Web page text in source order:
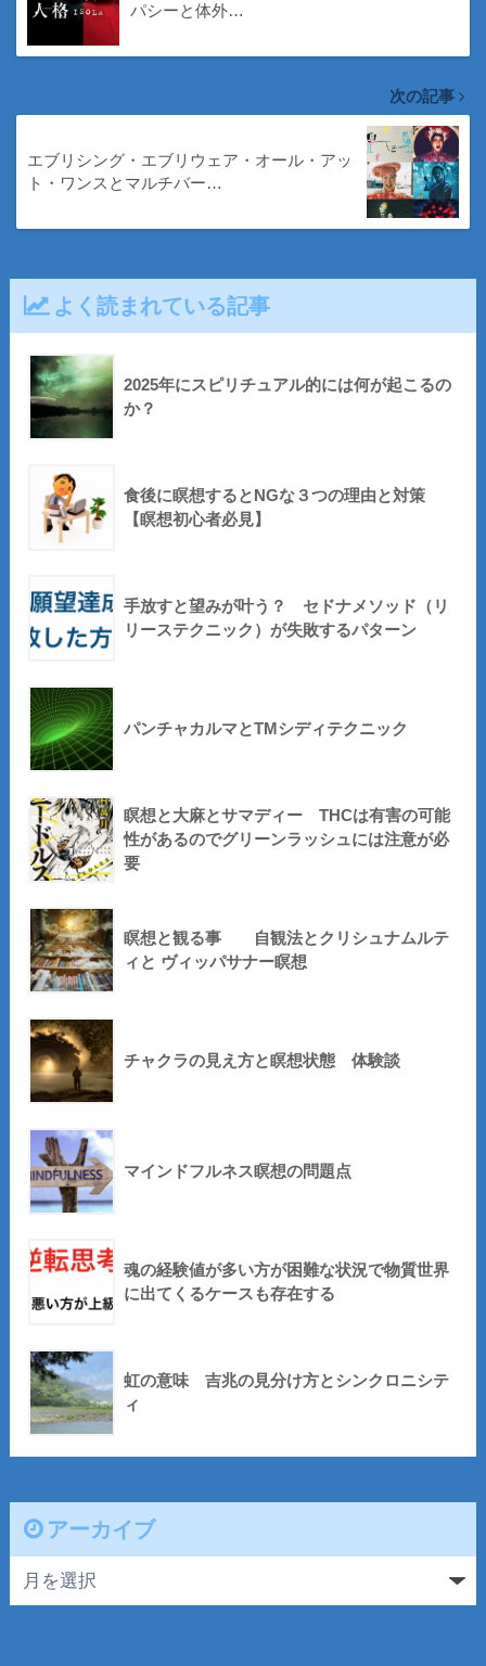
パシーと体外…
次の記事
エブリシング・エブリウェア・オール・アッ
ト・ワンスとマルチバー…
よく読まれている記事
2025年にスピリチュアル的には何が起こるの
か？
食後に瞑想するとNGな３つの理由と対策
【瞑想初心者必見】
手放すと望みが叶う？ セドナメソッド（リ
リーステクニック）が失敗するパターン
パンチャカルマとTMシディテクニック
瞑想と大麻とサマディー THCは有害の可能
性があるのでグリーンラッシュには注意が必
要
瞑想と観る事 自観法とクリシュナムルテ
ィと ヴィッパサナー瞑想
チャクラの見え方と瞑想状態 体験談
マインドフルネス瞑想の問題点
魂の経験値が多い方が困難な状況で物質世界
に出てくるケースも存在する
虹の意味 吉兆の見分け方とシンクロニシテ
ィ
アーカイブ